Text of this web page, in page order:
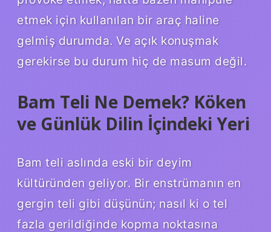
etmek için kullanılan bir araç haline
gelmiş durumda. Ve açık konuşmak
gerekirse bu durum hiç de masum değil.
Bam Teli Ne Demek? Köken
ve Günlük Dilin İçindeki Yeri
Bam teli aslında eski bir deyim
kültüründen geliyor. Bir enstrümanın en
gergin teli gibi düşünün; nasıl ki o tel
fazla gerildiğinde kopma noktasına